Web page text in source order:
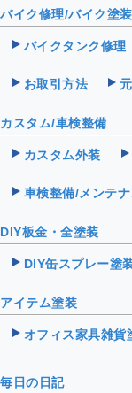
バイク修理/バイク塗装
バイクタンク修理
お取引方法
カスタム/車検整備
カスタム外装
車検整備/メンテ
DIY板金・全塗装
DIY缶スプレー塗
アイテム塗装
オフィス家具雑貨
毎日の日記